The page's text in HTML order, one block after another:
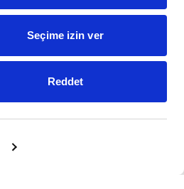
Seçime izin ver
Reddet